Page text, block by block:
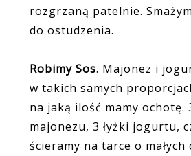
rozgrzaną patelnie.
do ostudzenia.
Robimy Sos. Majonez i
w takich samych
na jaką ilość mamy ochotę.
majonezu, 3 łyżki jogurtu,
ścieramy na tarce o małych